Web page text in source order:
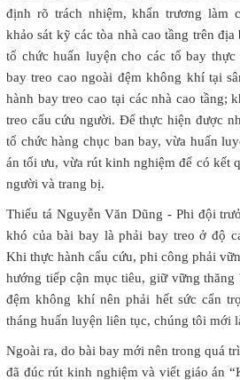
định rõ trách nhiệm, khẩn trương làm
khảo sát kỹ các tòa nhà cao tầng trên
tổ chức huấn luyện cho các tổ bay
bay treo cao ngoài đệm không khí tại
hành bay treo cao tại các nhà cao tầng;
treo cẩu cứu người. Để thực hiện được
tổ chức hàng chục ban bay, vừa huấn
án tối ưu, vừa rút kinh nghiệm để có kết
người và trang bị.
Thiếu tá Nguyễn Văn Dũng - Phi đội
khó của bài bay là phải bay treo ở độ
Khi thực hành cẩu cứu, phi công phải
hướng tiếp cận mục tiêu, giữ vững thăng
đệm không khí nên phải hết sức cẩn
tháng huấn luyện liên tục, chúng tôi mới
Ngoài ra, do bài bay mới nên trong quá
đã đúc rút kinh nghiệm và viết giáo án